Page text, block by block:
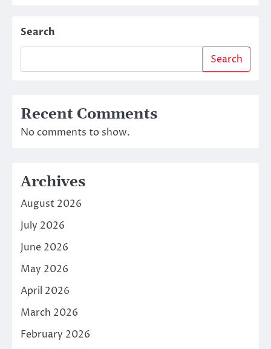
Search
Search
Recent Comments
No comments to show.
Archives
August 2026
July 2026
June 2026
May 2026
April 2026
March 2026
February 2026